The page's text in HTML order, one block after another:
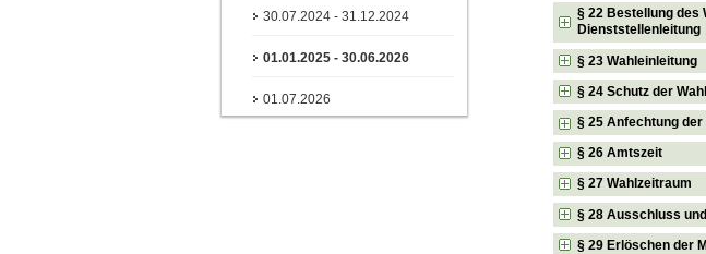
30.07.2024 - 31.12.2024
01.01.2025 - 30.06.2026
01.07.2026
§ 22 Bestellung des
Dienststellenleitung
§ 23 Wahleinleitung
§ 24 Schutz der
§ 25 Anfechtung der
§ 26 Amtszeit
§ 27 Wahlzeitraum
§ 28 Ausschluss
§ 29 Erlöschen der